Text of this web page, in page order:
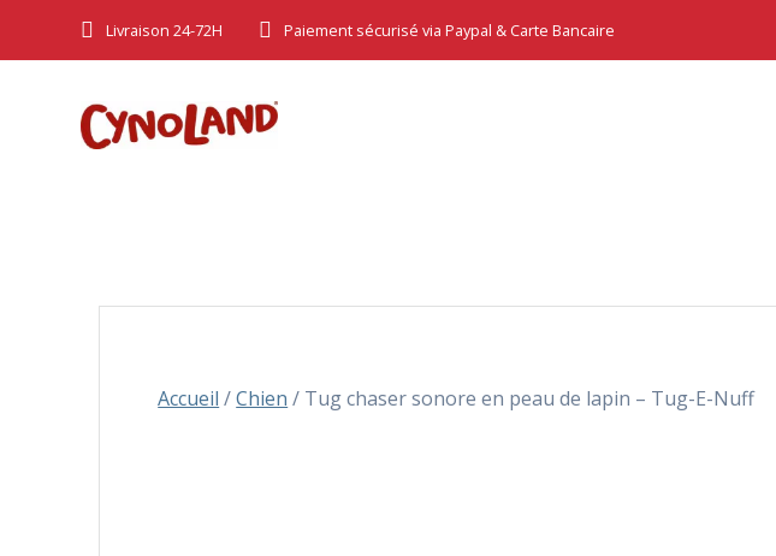
Livraison 24-72H Paiement sécurisé via Paypal & Carte Bancaire
Accueil /Chien / Tug chaser sonore en peau de lapin – Tug-E-Nuff